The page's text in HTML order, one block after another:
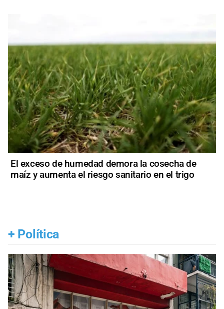
El exceso de humedad demora la cosecha de
maíz y aumenta el riesgo sanitario en el trigo
+ Política